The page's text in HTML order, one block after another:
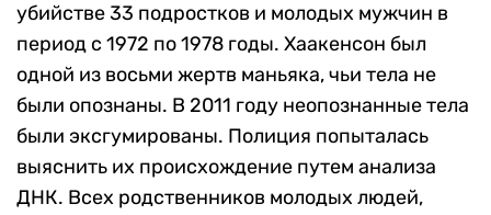
убийстве 33 подростков и молодых мужчин в
период с 1972 по 1978 годы. Хаакенсон был
одной из восьми жертв маньяка, чьи тела не
были опознаны. В 2011 году неопознанные тела
были эксгумированы. Полиция попыталась
выяснить их происхождение путем анализа
ДНК. Всех родственников молодых людей,